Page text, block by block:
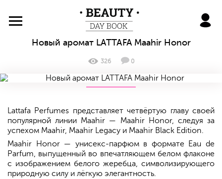
BeautyDayBook
Новый аромат LATTAFA Maahir Honor
326 0
Lattafa Perfumes представляет четвёртую главу своей
популярной линии Maahir — Maahir Honor, следуя за
успехом Maahir, Maahir Legacy и Maahir Black Edition.
Maahir Honor — унисекс-парфюм в формате Eau de
Parfum, выпущенный во впечатляющем белом флаконе
с изображением белого жеребца, символизирующего
природную силу и лёгкую элегантность.